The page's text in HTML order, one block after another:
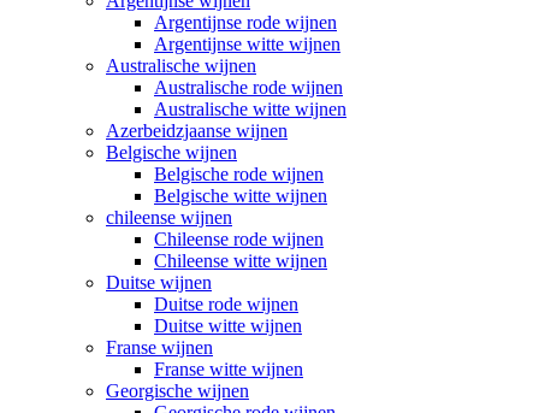
Argentijnse rode wijnen
Argentijnse witte wijnen
Australische wijnen
Australische rode wijnen
Australische witte wijnen
Azerbeidzjaanse wijnen
Belgische wijnen
Belgische rode wijnen
Belgische witte wijnen
chileense wijnen
Chileense rode wijnen
Chileense witte wijnen
Duitse wijnen
Duitse rode wijnen
Duitse witte wijnen
Franse wijnen
Franse witte wijnen
Georgische wijnen